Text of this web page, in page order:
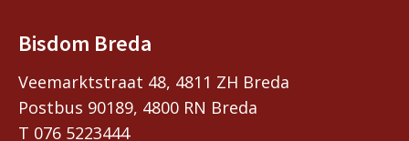
Bisdom Breda
Veemarktstraat 48, 4811 ZH Breda
Postbus 90189, 4800 RN Breda
T 076 5223444